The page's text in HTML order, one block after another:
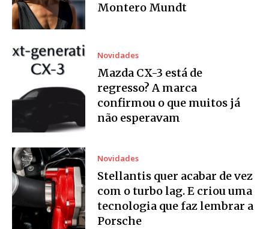
Montero Mundt
Novidades
Mazda CX-3 está de
regresso? A marca
confirmou o que muitos já
não esperavam
Novidades
Stellantis quer acabar de vez
com o turbo lag. E criou uma
tecnologia que faz lembrar a
Porsche